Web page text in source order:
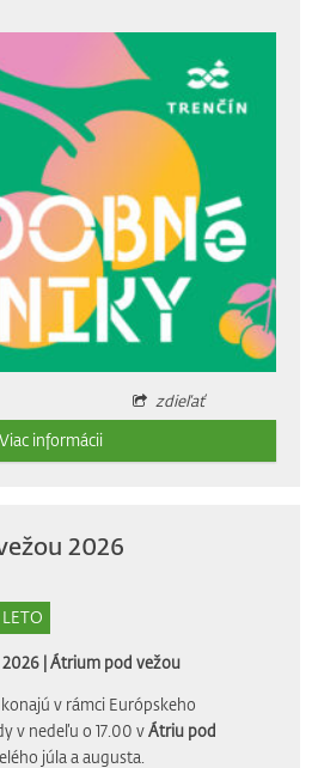
zdieľať
Viac informácii
2026
LETO
2026 |Átrium pod vežou
v rámci Európskeho
v nedeľu o 17.00 vÁtriu pod
júla a augusta.